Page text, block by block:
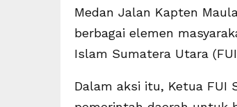
Medan Jalan Kapten
berbagai elemen
Islam Sumatera Utara
Dalam aksi itu, Ketua FUI